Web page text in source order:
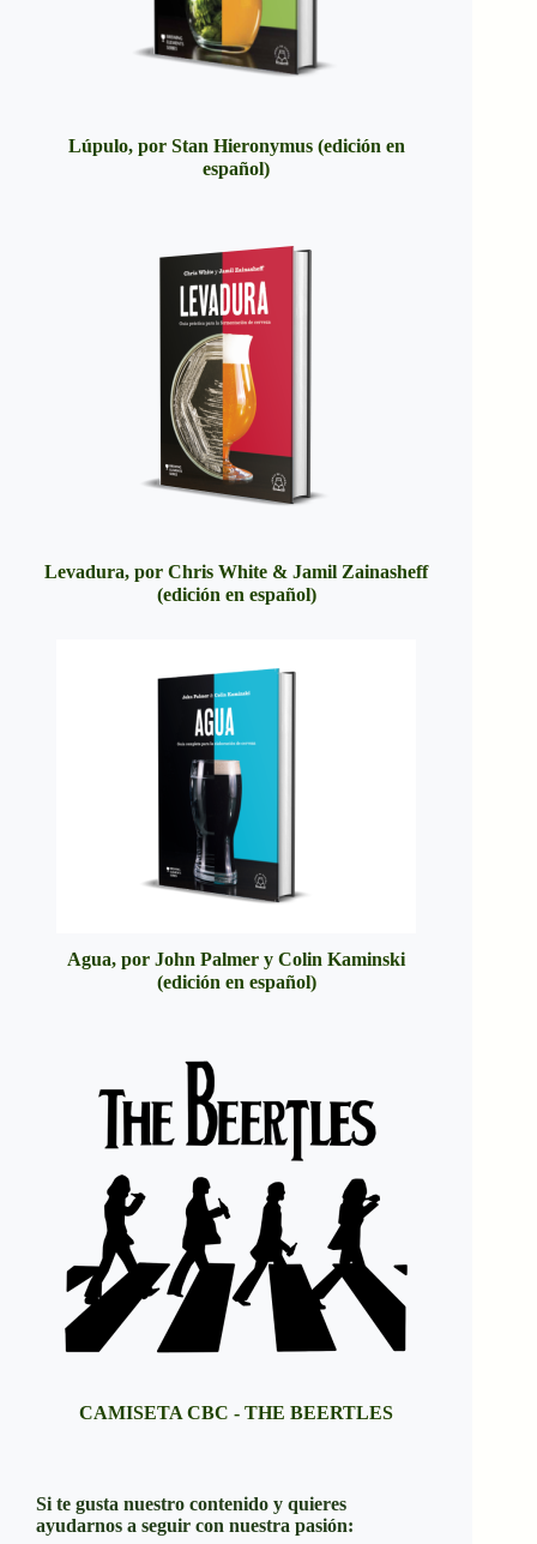
Lúpulo, por Stan Hieronymus (edición en
español)
Levadura, por Chris White & Jamil Zainasheff
(edición en español)
Agua, por John Palmer y Colin Kaminski
(edición en español)
CAMISETA CBC - THE BEERTLES
Si te gusta nuestro contenido y quieres
ayudarnos a seguir con nuestra pasión: